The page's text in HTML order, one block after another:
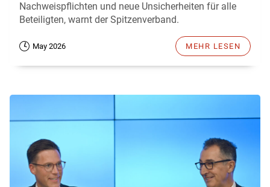
Nachweispflichten und neue Unsicherheiten für alle
Beteiligten, warnt der Spitzenverband.
May 2026 MEHR LESEN